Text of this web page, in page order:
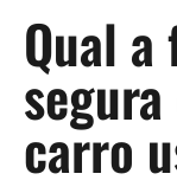
Qual
carro